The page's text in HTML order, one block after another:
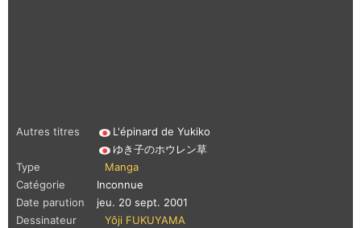
Autres titres
L'épinard de Yukiko
ゆき子のホウレン草
Type
Manga
Catégorie
Inconnue
Date parution
jeu. 20 sept. 2001
Dessinateur
Yôji FUKUYAMA